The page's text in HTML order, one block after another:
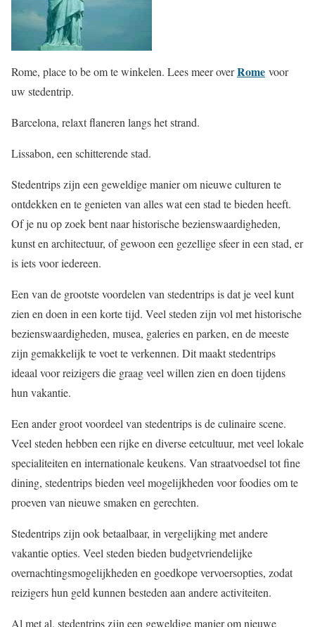
Rome, place to be om te winkelen. Lees meer overRome voor
uw stedentrip.
Barcelona, relaxt flaneren langs het strand.
Lissabon, een schitterende stad.
Stedentrips zijn een geweldige manier om nieuwe culturen te
ontdekken en te genieten van alles wat een stad te bieden heeft.
Of je nu op zoek bent naar historische bezienswaardigheden,
kunst en architectuur, of gewoon een gezellige sfeer in een stad, er
is iets voor iedereen.
Een van de grootste voordelen van stedentrips is dat je veel kunt
zien en doen in een korte tijd. Veel steden zijn vol met historische
bezienswaardigheden, musea, galeries en parken, en de meeste
zijn gemakkelijk te voet te verkennen. Dit maakt stedentrips
ideaal voor reizigers die graag veel willen zien en doen tijdens
hun vakantie.
Een ander groot voordeel van stedentrips is de culinaire scene.
Veel steden hebben een rijke en diverse eetcultuur, met veel lokale
specialiteiten en internationale keukens. Van straatvoedsel tot fine
dining, stedentrips bieden veel mogelijkheden voor foodies om te
proeven van nieuwe smaken en gerechten.
Stedentrips zijn ook betaalbaar, in vergelijking met andere
vakantie opties. Veel steden bieden budgetvriendelijke
overnachtingsmogelijkheden en goedkope vervoersopties, zodat
reizigers hun geld kunnen besteden aan andere activiteiten.
Al met al, stedentrips zijn een geweldige manier om nieuwe